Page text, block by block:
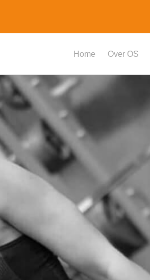
Home Over OS